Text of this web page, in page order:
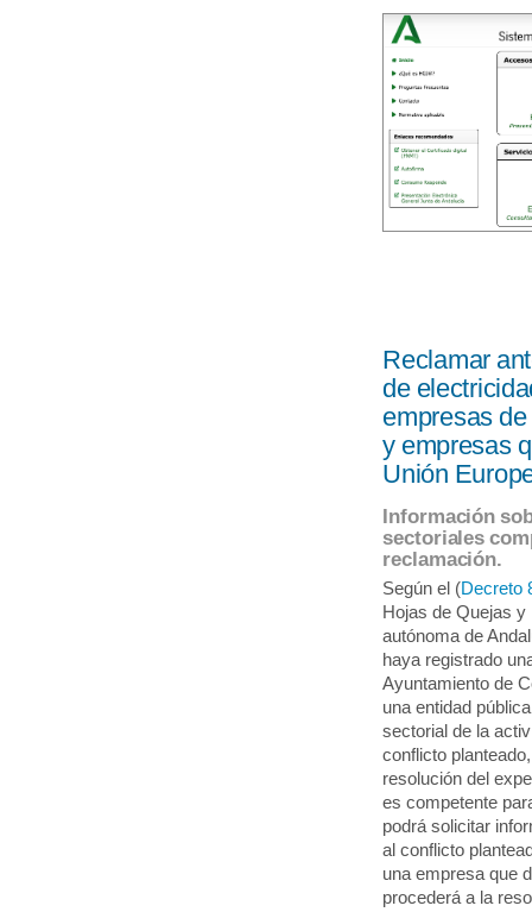
Reclamar
de
empresas
y empresas
Unión
Información
sectoriales
reclamación.
Según el (Decreto
Hojas de Quejas
autónoma de
haya registrado
Ayuntamiento de
una entidad
sectorial de la
conflicto
resolución del
es competente
podrá solicitar
al conflicto
una empresa que
procederá a la